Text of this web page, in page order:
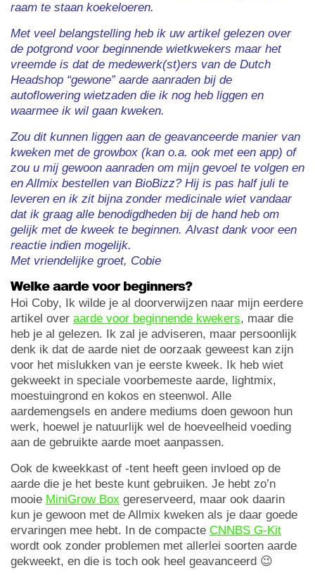
raam te staan koekeloeren.
Met veel belangstelling heb ik uw artikel gelezen over
de potgrond voor beginnende wietkwekers maar het
vreemde is dat de medewerk(st)ers van de Dutch
Headshop “gewone” aarde aanraden bij de
autoflowering wietzaden die ik nog heb liggen en
waarmee ik wil gaan kweken.
Zou dit kunnen liggen aan de geavanceerde manier van
kweken met de growbox (kan o.a. ook met een app) of
zou u mij gewoon aanraden om mijn gevoel te volgen en
en Allmix bestellen van BioBizz? Hij is pas half juli te
leveren en ik zit bijna zonder medicinale wiet vandaar
dat ik graag alle benodigdheden bij de hand heb om
gelijk met de kweek te beginnen.Alvast dank voor een
reactie indien mogelijk.
Met vriendelijke groet, Cobie
Welke aarde voor beginners?
Hoi Coby, Ik wilde je al doorverwijzen naar mijn eerdere
artikel over aarde voor beginnende kwekers, maar die
heb je al gelezen. Ik zal je adviseren, maar persoonlijk
denk ik dat de aarde niet de oorzaak geweest kan zijn
voor het mislukken van je eerste kweek. Ik heb wiet
gekweekt in speciale voorbemeste aarde, lightmix,
moestuingrond en kokos en steenwol. Alle
aardemengsels en andere mediums doen gewoon hun
werk, hoewel je natuurlijk wel de hoeveelheid voeding
aan de gebruikte aarde moet aanpassen.
Ook de kweekkast of -tent heeft geen invloed op de
aarde die je het beste kunt gebruiken. Je hebt zo’n
mooie MiniGrow Box gereserveerd, maar ook daarin
kun je gewoon met de Allmix kweken als je daar goede
ervaringen mee hebt. In de compacte CNNBS G-Kit
wordt ook zonder problemen met allerlei soorten aarde
gekweekt, en die is toch ook heel geavanceerd 😉